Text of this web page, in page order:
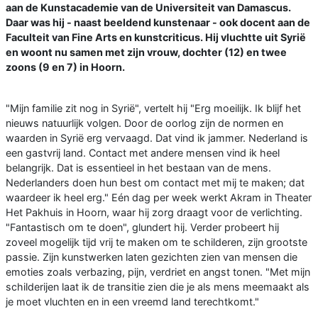
aan de Kunstacademie van de Universiteit van Damascus.
Daar was hij - naast beeldend kunstenaar - ook docent aan de
Faculteit van Fine Arts en kunstcriticus. Hij vluchtte uit Syrië
en woont nu samen met zijn vrouw, dochter (12) en twee
zoons (9 en 7) in Hoorn.
"Mijn familie zit nog in Syrië", vertelt hij "Erg moeilijk. Ik blijf het
nieuws natuurlijk volgen. Door de oorlog zijn de normen en
waarden in Syrië erg vervaagd. Dat vind ik jammer. Nederland is
een gastvrij land. Contact met andere mensen vind ik heel
belangrijk. Dat is essentieel in het bestaan van de mens.
Nederlanders doen hun best om contact met mij te maken; dat
waardeer ik heel erg." Eén dag per week werkt Akram in Theater
Het Pakhuis in Hoorn, waar hij zorg draagt voor de verlichting.
"Fantastisch om te doen", glundert hij. Verder probeert hij
zoveel mogelijk tijd vrij te maken om te schilderen, zijn grootste
passie. Zijn kunstwerken laten gezichten zien van mensen die
emoties zoals verbazing, pijn, verdriet en angst tonen. "Met mijn
schilderijen laat ik de transitie zien die je als mens meemaakt als
je moet vluchten en in een vreemd land terechtkomt."